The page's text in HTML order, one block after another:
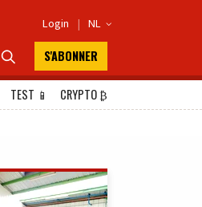
Login | NL 
 S'ABONNER
TEST 📱 CRYPTO₿